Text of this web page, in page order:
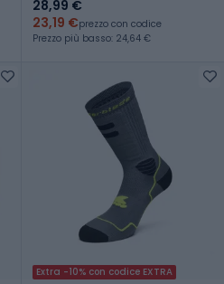
28,99 €
23,19 €prezzo con codice
Prezzo più basso: 24,64 €
Extra -10% con codice EXTRA